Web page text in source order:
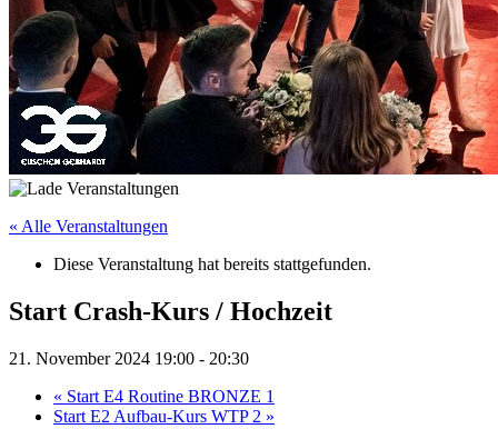
« Alle Veranstaltungen
Diese Veranstaltung hat bereits stattgefunden.
Start Crash-Kurs / Hochzeit
21. November 2024 19:00 - 20:30
« Start E4 Routine BRONZE 1
Start E2 Aufbau-Kurs WTP 2 »